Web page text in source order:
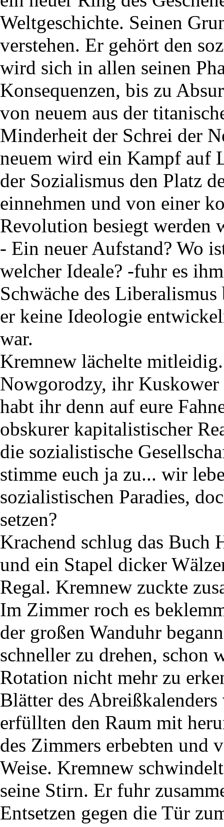
Weltgeschichte. Seinen
verstehen. Er gehört den
wird sich in allen seinen
Konsequenzen, bis zu
von neuem aus der
Minderheit der Schrei der
neuem wird ein Kampf auf
der Sozialismus den Platz
einnehmen und von einer
Revolution besiegt werden
- Ein neuer Aufstand? Wo
welcher Ideale? -fuhr es
Schwäche des
er keine Ideologie
war.
Kremnew lächelte
Nowgorodzy, ihr
habt ihr denn auf eure
obskurer kapitalistischer
die sozialistische
stimme euch ja zu... wir
sozialistischen Paradies,
setzen?
Krachend schlug das Buch
und ein Stapel dicker
Regal. Kremnew zuckte
Im Zimmer roch es
der großen Wanduhr
schneller zu drehen, schon
Rotation nicht mehr zu
Blätter des
erfüllten den Raum mit
des Zimmers erbebten und
Weise. Kremnew
seine Stirn. Er fuhr
Entsetzen gegen die Tür